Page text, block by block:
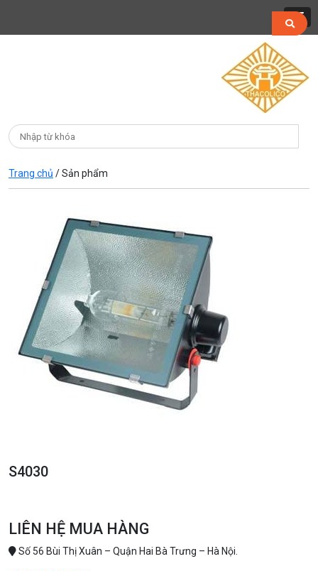
Trang chủ /Sản phẩm
S4030
LIÊN HỆ MUA HÀNG
Số 56 Bùi Thị Xuân – Quận Hai Bà Trưng – Hà Nội.